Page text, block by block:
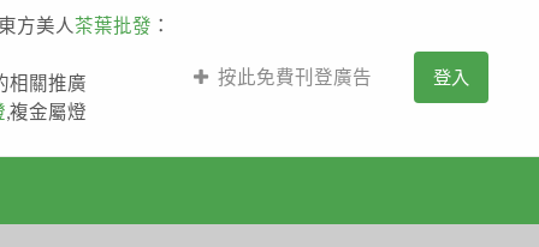
方美人 茶葉批發 ：
相關推廣
,複金屬燈
按此免費刊登廣告 登入